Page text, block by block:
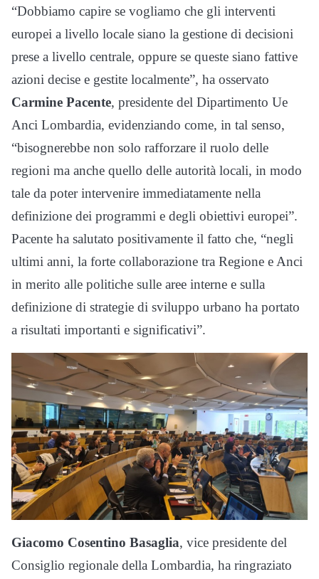
“Dobbiamo capire se vogliamo che gli interventi
europei a livello locale siano la gestione di decisioni
prese a livello centrale, oppure se queste siano fattive
azioni decise e gestite localmente”, ha osservato
Carmine Pacente, presidente del Dipartimento Ue
Anci Lombardia, evidenziando come, in tal senso,
“bisognerebbe non solo rafforzare il ruolo delle
regioni ma anche quello delle autorità locali, in modo
tale da poter intervenire immediatamente nella
definizione dei programmi e degli obiettivi europei”.
Pacente ha salutato positivamente il fatto che, “negli
ultimi anni, la forte collaborazione tra Regione e Anci
in merito alle politiche sulle aree interne e sulla
definizione di strategie di sviluppo urbano ha portato
a risultati importanti e significativi”.
Giacomo Cosentino Basaglia, vice presidente del
Consiglio regionale della Lombardia, ha ringraziato